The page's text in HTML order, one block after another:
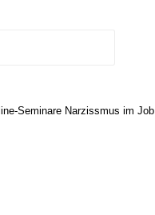
Seminare Narzissmus im Job